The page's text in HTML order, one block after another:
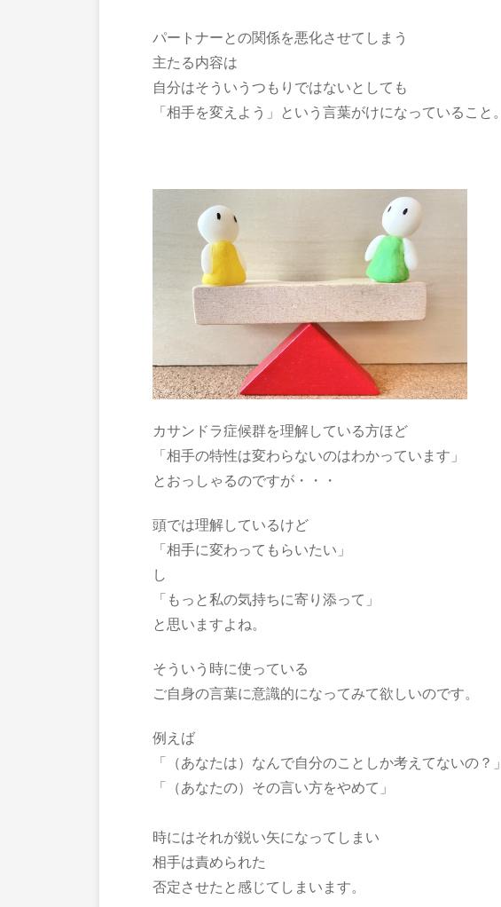
パートナーとの関係を悪化させてしまう
主たる内容は
自分はそういうつもりではないとしても
「相手を変えよう」という言葉がけになっていること。
カサンドラ症候群を理解している方ほど
「相手の特性は変わらないのはわかっています」
とおっしゃるのですが・・・
頭では理解しているけど
「相手に変わってもらいたい」
し
「もっと私の気持ちに寄り添って」
と思いますよね。
そういう時に使っている
ご自身の言葉に意識的になってみて欲しいのです。
例えば
「（あなたは）なんで自分のことしか考えてないの？」
「（あなたの）その言い方をやめて」
時にはそれが鋭い矢になってしまい
相手は責められた
否定させたと感じてしまいます。